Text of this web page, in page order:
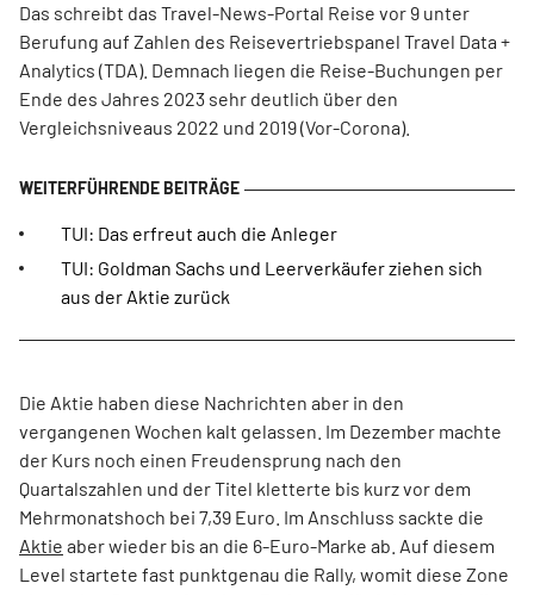
Das schreibt das Travel-News-Portal Reise vor 9 unter
Berufung auf Zahlen des Reisevertriebspanel Travel Data +
Analytics (TDA). Demnach liegen die Reise-Buchungen per
Ende des Jahres 2023 sehr deutlich über den
Vergleichsniveaus 2022 und 2019 (Vor-Corona).
TUI: Das erfreut auch die Anleger
TUI: Goldman Sachs und Leerverkäufer ziehen sich
aus der Aktie zurück
Die Aktie haben diese Nachrichten aber in den
vergangenen Wochen kalt gelassen. Im Dezember machte
der Kurs noch einen Freudensprung nach den
Quartalszahlen und der Titel kletterte bis kurz vor dem
Mehrmonatshoch bei 7,39 Euro. Im Anschluss sackte die
Aktie aber wieder bis an die 6-Euro-Marke ab. Auf diesem
Level startete fast punktgenau die Rally, womit diese Zone